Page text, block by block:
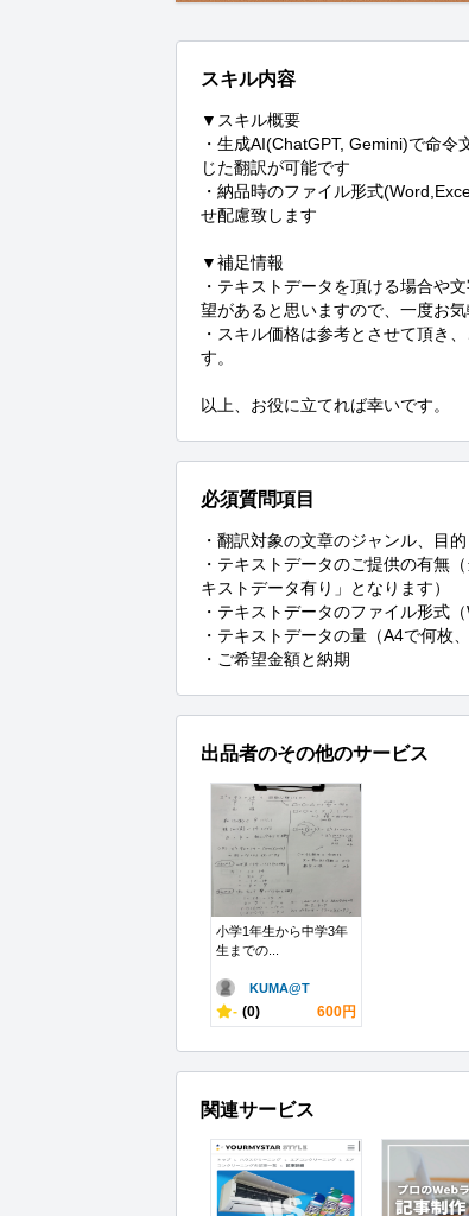
スキル内容
▼スキル概要
・生成AI(ChatGPT, Gemini)で命
じた翻訳が可能です
・納品時のファイル形式
せ配慮致します
▼補足情報
・テキストデータを頂ける場合や
望があると思いますので、一度お
・スキル価格は参考とさせて頂き
す。
以上、お役に立てれば幸いです。
必須質問項目
・翻訳対象の文章のジャンル、目
・テキストデータのご提供の有無
キストデータ有り」となります）
・テキストデータのファイル形式
・テキストデータの量（A4で何枚
・ご希望金額と納期
出品者のその他のサービス
小学1年生から中学3年
生までの...
KUMA@T
- (0) 600円
関連サービス